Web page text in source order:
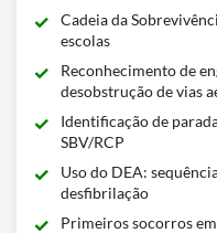
Cadeia da
escolas
Reconhecimento de
desobstrução de vias
Identificação de
SBV/RCP
Uso do DEA:
desfibrilação
Primeiros socorros